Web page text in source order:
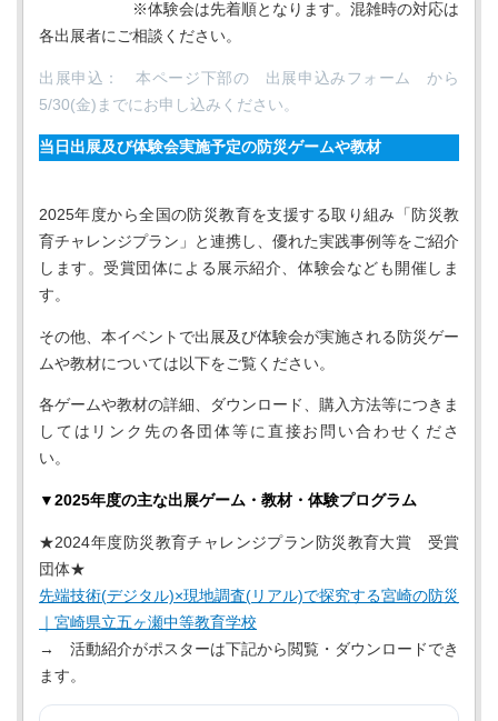
※体験会は先着順となります。混雑時の対応は
各出展者にご相談ください。
出展申込： 本ページ下部の 出展申込みフォーム から
5/30(金)までにお申し込みください。
当日出展及び体験会実施予定の防災ゲームや教材
2025年度から全国の防災教育を支援する取り組み「防災教
育チャレンジプラン」と連携し、優れた実践事例等をご紹介
します。受賞団体による展示紹介、体験会なども開催しま
す。
その他、本イベントで出展及び体験会が実施される防災ゲー
ムや教材については以下をご覧ください。
各ゲームや教材の詳細、ダウンロード、購入方法等につきま
してはリンク先の各団体等に直接お問い合わせくださ
い。
▼2025年度の主な出展ゲーム・教材・体験プログラム
★2024年度防災教育チャレンジプラン防災教育大賞 受賞
団体★
先端技術(デジタル)×現地調査(リアル)で探究する宮崎の防災
｜宮崎県立五ヶ瀬中等教育学校
→ 活動紹介がポスターは下記から閲覧・ダウンロードでき
ます。